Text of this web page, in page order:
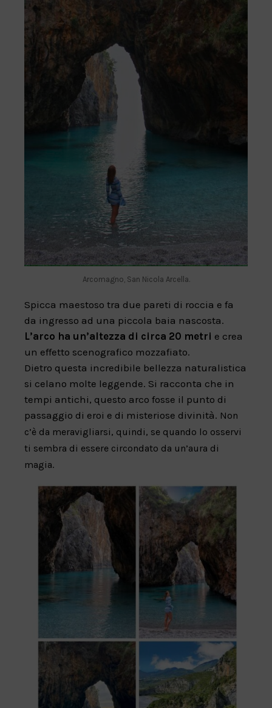
Arcomagno, San Nicola Arcella.
Spicca maestoso tra due pareti di roccia e fa
da ingresso ad una piccola baia nascosta.
L’arco ha un’altezza di circa 20 metri e crea
un effetto scenografico mozzafiato.
Dietro questa incredibile bellezza naturalistica
si celano molte leggende. Si racconta che in
tempi antichi, questo arco fosse il punto di
passaggio di eroi e di misteriose divinità. Non
c’è da meravigliarsi, quindi, se quando lo osservi
ti sembra di essere circondato da un’aura di
magia.